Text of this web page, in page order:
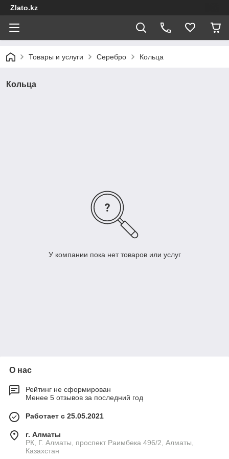
Zlato.kz
Товары и услуги Серебро Кольца
Кольца
У компании пока нет товаров или услуг
О нас
Рейтинг не сформирован
Менее 5 отзывов за последний год
Работает с 25.05.2021
г. Алматы
РК, Г. Алматы, проспект Раимбека 496/2, Алматы,
Казахстан